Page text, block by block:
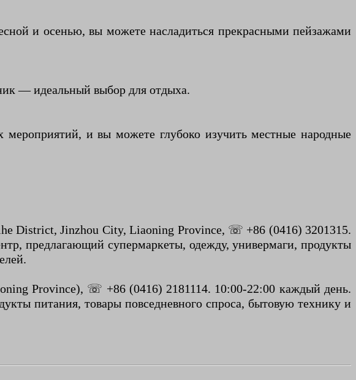
и осенью, вы можете насладиться прекрасными пейзажами
— идеальный выбор для отдыха.
и вы можете глубоко изучить местные народные
District, Jinzhou City, Liaoning Province, ☏ +86 (0416) 3201315.
предлагающий супермаркеты, одежду, универмаги, продукты
Province), ☏ +86 (0416) 2181114. 10:00-22:00 каждый день.
питания, товары повседневного спроса, бытовую технику и